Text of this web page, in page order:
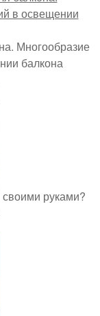
Многообразие
балкона
руками?